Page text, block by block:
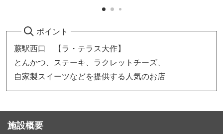
ポイント
蕨駅西口 【ラ・テラス大作】
とんかつ、ステーキ、ラクレットチーズ、
自家製スイーツなどを提供する人気のお店
施設概要